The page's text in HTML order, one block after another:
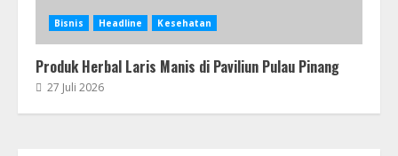
Bisnis Headline Kesehatan
Produk Herbal Laris Manis di Paviliun Pulau Pinang
27 Juli 2026